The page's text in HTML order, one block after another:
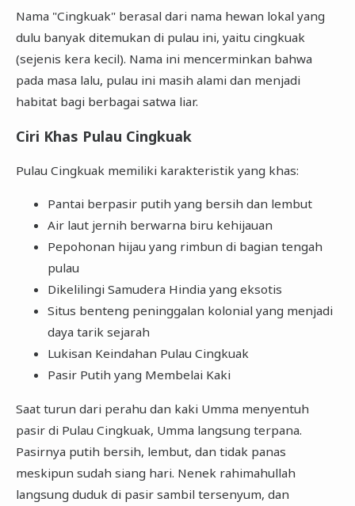
Nama "Cingkuak" berasal dari nama hewan lokal yang
dulu banyak ditemukan di pulau ini, yaitu cingkuak
(sejenis kera kecil). Nama ini mencerminkan bahwa
pada masa lalu, pulau ini masih alami dan menjadi
habitat bagi berbagai satwa liar.
Ciri Khas Pulau Cingkuak
Pulau Cingkuak memiliki karakteristik yang khas:
Pantai berpasir putih yang bersih dan lembut
Air laut jernih berwarna biru kehijauan
Pepohonan hijau yang rimbun di bagian tengah
pulau
Dikelilingi Samudera Hindia yang eksotis
Situs benteng peninggalan kolonial yang menjadi
daya tarik sejarah
Lukisan Keindahan Pulau Cingkuak
Pasir Putih yang Membelai Kaki
Saat turun dari perahu dan kaki Umma menyentuh
pasir di Pulau Cingkuak, Umma langsung terpana.
Pasirnya putih bersih, lembut, dan tidak panas
meskipun sudah siang hari. Nenek rahimahullah
langsung duduk di pasir sambil tersenyum, dan